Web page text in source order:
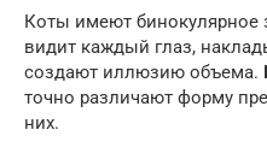
Коты имеют бинокулярное
видит каждый глаз,
создают иллюзию объема.
точно различают форму
них.